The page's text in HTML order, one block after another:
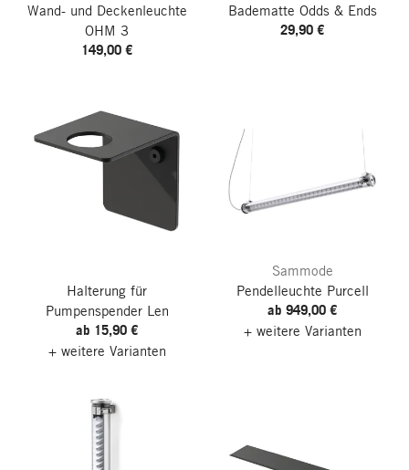
Wand- und Deckenleuchte
OHM 3
149,00 €
Badematte Odds & Ends
29,90 €
Halterung für
Pumpenspender Len
ab 15,90 €
+ weitere Varianten
Sammode
Pendelleuchte Purcell
ab 949,00 €
+ weitere Varianten